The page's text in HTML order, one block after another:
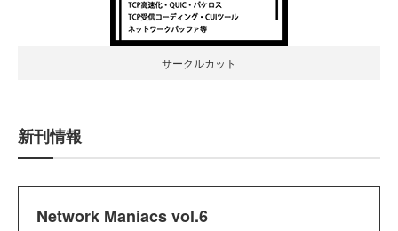
サークルカット
新刊情報
Network Maniacs vol.6